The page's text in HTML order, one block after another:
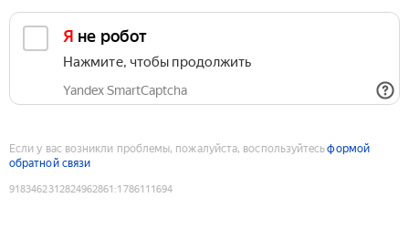
Я не робот
Нажмите, чтобы продолжить
Yandex SmartCaptcha
Если у вас возникли проблемы, пожалуйста, воспользуйтесьформой
обратной связи
9183462312824962861 :1786111694